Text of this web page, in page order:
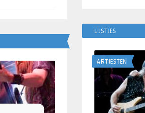
LIJSTJES
ARTIESTEN